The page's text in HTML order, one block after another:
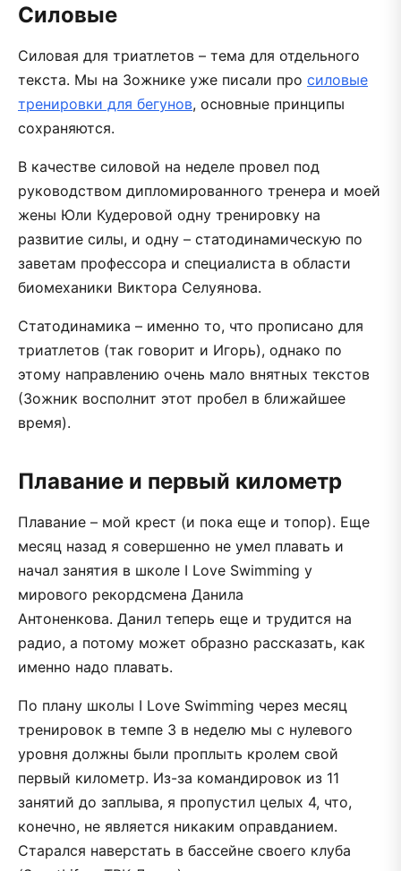
Силовые
Силовая для триатлетов – тема для отдельного
текста. Мы на Зожнике уже писали про силовые
тренировки для бегунов, основные принципы
сохраняются.
В качестве силовой на неделе провел под
руководством дипломированного тренера и моей
жены Юли Кудеровой одну тренировку на
развитие силы, и одну – статодинамическую по
заветам профессора и специалиста в области
биомеханики Виктора Селуянова.
Статодинамика – именно то, что прописано для
триатлетов (так говорит и Игорь), однако по
этому направлению очень мало внятных текстов
(Зожник восполнит этот пробел в ближайшее
время).
Плавание и первый километр
Плавание – мой крест (и пока еще и топор). Еще
месяц назад я совершенно не умел плавать и
начал занятия в школе I Love Swimming у
мирового рекордсмена Данила
Антоненкова. Данил теперь еще и трудится на
радио, а потому может образно рассказать, как
именно надо плавать.
По плану школы I Love Swimming через месяц
тренировок в темпе 3 в неделю мы с нулевого
уровня должны были проплыть кролем свой
первый километр. Из-за командировок из 11
занятий до заплыва, я пропустил целых 4, что,
конечно, не является никаким оправданием.
Старался наверстать в бассейне своего клуба